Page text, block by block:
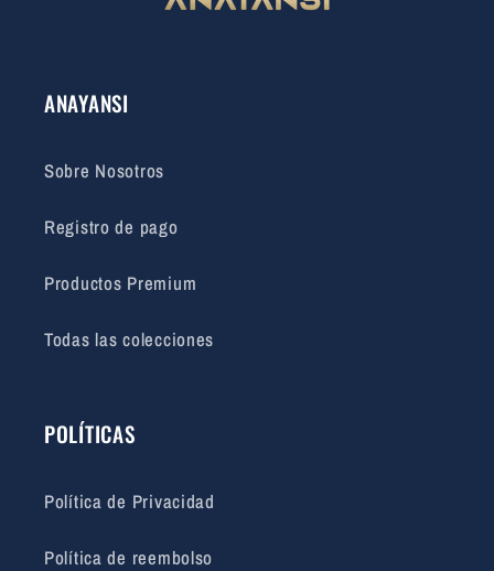
ANAYANSI
Sobre Nosotros
Registro de pago
Productos Premium
Todas las colecciones
POLÍTICAS
Política de Privacidad
Política de reembolso